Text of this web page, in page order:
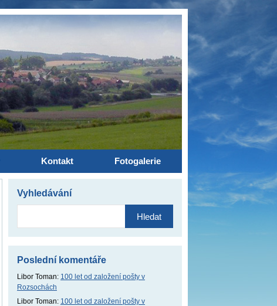
Kontakt Fotogalerie
Vyhledávání
Poslední komentáře
Libor Toman: 100 let od založení pošty v
Rozsochách
Libor Toman: 100 let od založení pošty v